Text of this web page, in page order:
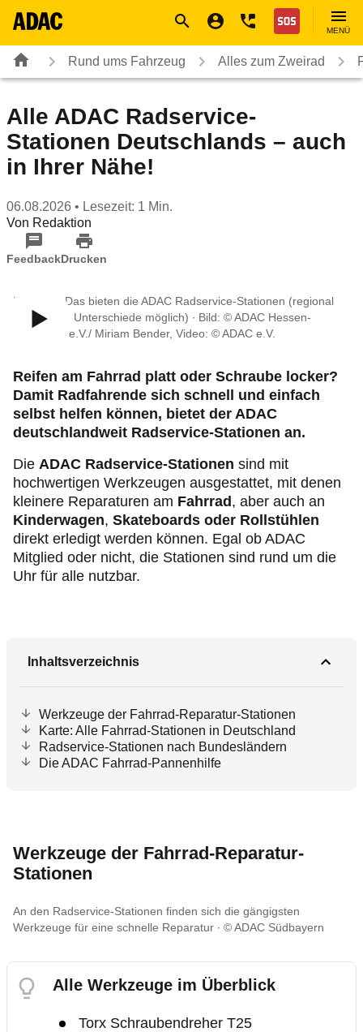
Nothilfe
MENÜ
Rund ums Fahrzeug Alles zum Zweirad
Alle ADAC Radservice-
Stationen Deutschlands – auch
in Ihrer Nähe!
06.08.2026 • Lesezeit: 1 Min.
Von Redaktion
FeedbackDrucken
Im Video: Das bieten die ADAC Radservice-Stationen (regional
sind leichte Unterschiede möglich) ∙ Bild: © ADAC Hessen-
Thüringen e.V./ Miriam Bender, Video: © ADAC e.V.
Reifen am Fahrrad platt oder Schraube locker?
Damit Radfahrende sich schnell und einfach
selbst helfen können, bietet der ADAC
deutschlandweit Radservice-Stationen an.
Die ADAC Radservice-Stationen sind mit
hochwertigen Werkzeugen ausgestattet, mit denen
kleinere Reparaturen am Fahrrad , aber auch an
Kinderwagen, Skateboards oder Rollstühlen
direkt erledigt werden können. Egal ob ADAC
Mitglied oder nicht, die Stationen sind rund um die
Uhr für alle nutzbar.
Inhaltsverzeichnis
Werkzeuge der Fahrrad-Reparatur-Stationen
Karte: Alle Fahrrad-Stationen in Deutschland
Radservice-Stationen nach Bundesländern
Die ADAC Fahrrad-Pannenhilfe
Werkzeuge der Fahrrad-Reparatur-
Stationen
An den Radservice-Stationen finden sich die gängigsten
Werkzeuge für eine schnelle Reparatur
© ADAC Südbayern
Alle Werkzeuge im Überblick
Torx Schraubendreher T25